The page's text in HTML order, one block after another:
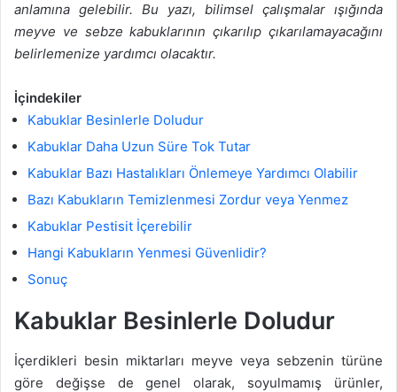
anlamına gelebilir. Bu yazı, bilimsel çalışmalar ışığında
meyve ve sebze kabuklarının çıkarılıp çıkarılamayacağını
belirlemenize yardımcı olacaktır.
İçindekiler
Kabuklar Besinlerle Doludur
Kabuklar Daha Uzun Süre Tok Tutar
Kabuklar Bazı Hastalıkları Önlemeye Yardımcı Olabilir
Bazı Kabukların Temizlenmesi Zordur veya Yenmez
Kabuklar Pestisit İçerebilir
Hangi Kabukların Yenmesi Güvenlidir?
Sonuç
Kabuklar Besinlerle Doludur
İçerdikleri besin miktarları meyve veya sebzenin türüne
göre değişse de genel olarak, soyulmamış ürünler,